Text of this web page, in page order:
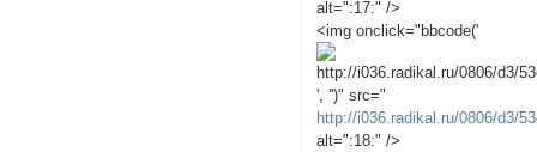
alt=":17:" />
<img onclick="bbcode('
', '')" src="
http://i036.radikal.ru/0806/d3/
alt=":18:" />